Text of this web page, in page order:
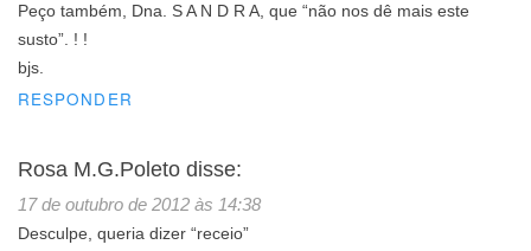
Peço também, Dna. S A N D R A, que “não nos dê mais este
susto”. ! !
bjs.
RESPONDER
Rosa M.G.Poleto disse:
17 de outubro de 2012 às 14:38
Desculpe, queria dizer “receio”